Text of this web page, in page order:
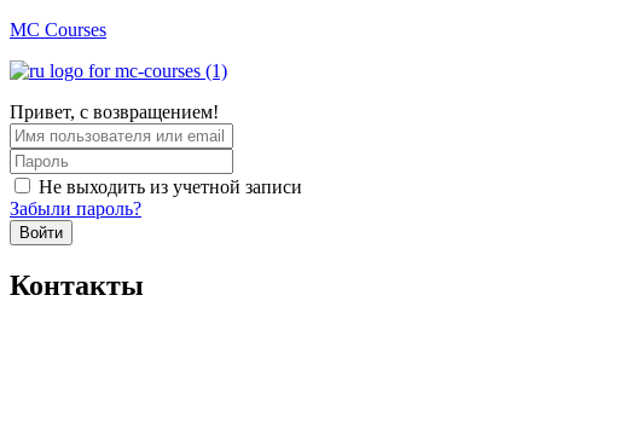
MC Courses
Привет, с возвращением!
Не выходить из учетной записи
Забыли пароль?
Войти
Контакты